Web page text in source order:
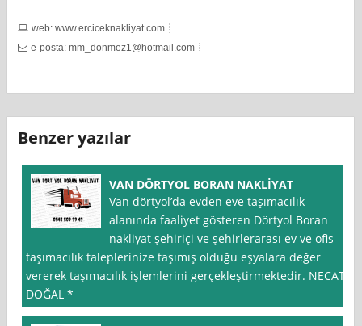
web: www.erciceknakliyat.com
e-posta:mm_donmez1@hotmail.com
Benzer yazılar
VAN DÖRTYOL BORAN NAKLİYAT
Van dörtyol’da evden eve taşımacılık
alanında faaliyet gösteren Dörtyol Boran
nakliyat şehiriçi ve şehirlerarası ev ve ofis
taşımacılık taleplerinize taşımış olduğu eşyalara değer
vererek taşımacılık işlemlerini gerçekleştirmektedir. NECAT
DOĞAL *